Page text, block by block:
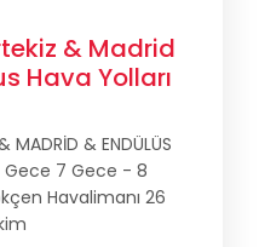
& Madrid
Hava Yolları
MADRİD & ENDÜLÜS
Gece 7 Gece - 8
Havalimanı 26